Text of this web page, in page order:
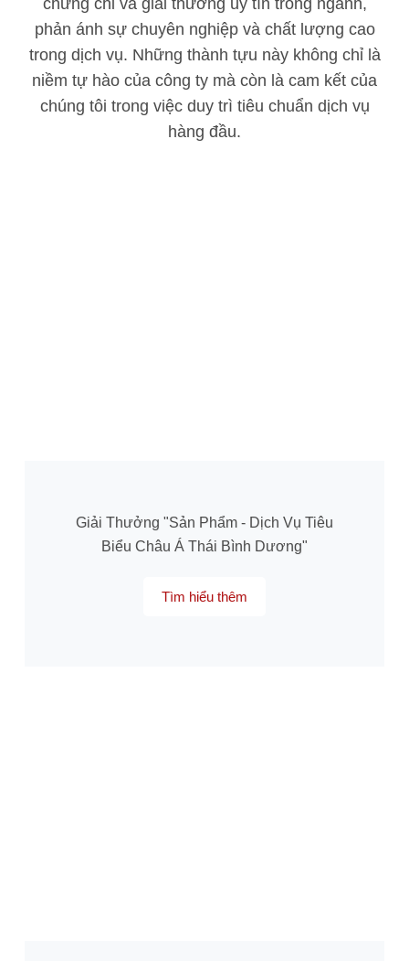
phản ánh sự chuyên nghiệp và chất lượng cao
trong dịch vụ. Những thành tựu này không chỉ là
niềm tự hào của công ty mà còn là cam kết của
chúng tôi trong việc duy trì tiêu chuẩn dịch vụ
hàng đầu.
Giải Thưởng "Sản Phẩm - Dịch Vụ Tiêu
Biểu Châu Á Thái Bình Dương"
Tìm hiểu thêm